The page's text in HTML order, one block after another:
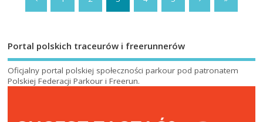
Portal polskich traceurów i freerunnerów
Oficjalny portal polskiej społeczności parkour pod patronatem
Polskiej Federacji Parkour i Freerun.